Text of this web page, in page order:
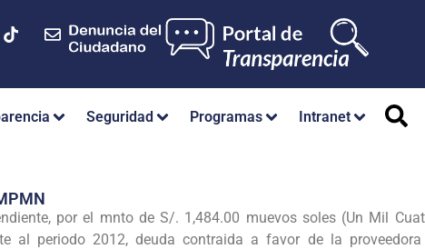
Seguridad Programas Intranet
por el mnto de S/. 1,484.00 muevos soles (Un Mil
al periodo 2012, deuda contraida a favor de la proveedora